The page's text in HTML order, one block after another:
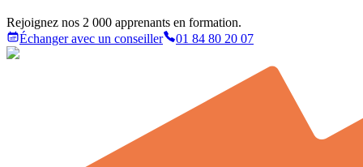
Rejoignez nos 2 000 apprenants en formation.
Échanger avec un conseiller
01 84 80 20 07